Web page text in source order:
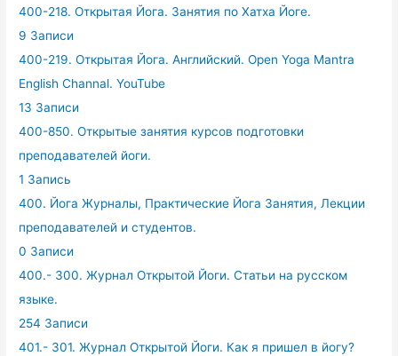
400-218. Открытая Йога. Занятия по Хатха Йоге.
9 Записи
400-219. Открытая Йога. Английский. Open Yoga Mantra
English Channal. YouTube
13 Записи
400-850. Открытые занятия курсов подготовки
преподавателей йоги.
1 Запись
400. Йога Журналы, Практические Йога Занятия, Лекции
преподавателей и студентов.
0 Записи
400.- 300. Журнал Открытой Йоги. Статьи на русском
языке.
254 Записи
401.- 301. Журнал Открытой Йоги. Как я пришел в йогу?